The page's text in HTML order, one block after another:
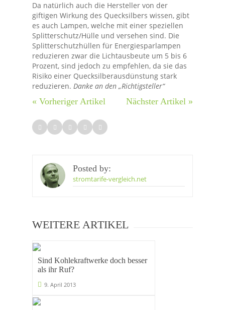
Da natürlich auch die Hersteller von der
giftigen Wirkung des Quecksilbers wissen, gibt
es auch Lampen, welche mit einer speziellen
Splitterschutz/Hülle und versehen sind. Die
Splitterschutzhüllen für Energiesparlampen
reduzieren zwar die Lichtausbeute um 5 bis 6
Prozent, sind jedoch zu empfehlen, da sie das
Risiko einer Quecksilberausdünstung stark
reduzieren. Danke an den „Richtigsteller“
« Vorheriger Artikel Nächster Artikel »
Posted by:
stromtarife-vergleich.net
WEITERE ARTIKEL
Sind Kohlekraftwerke doch besser
als ihr Ruf?
9. April 2013